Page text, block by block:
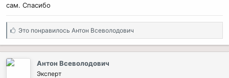
сам. Спасибо
С
и
п
Это понравилось Антон Всеволодович
Антон Всеволодович
Эксперт